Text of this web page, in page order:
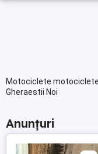
Motociclete
Gheraestii Noi
Anunțuri